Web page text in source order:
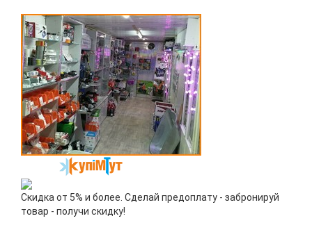
Скидка от 5% и более. Сделай предоплату - забронируй
товар - получи скидку!